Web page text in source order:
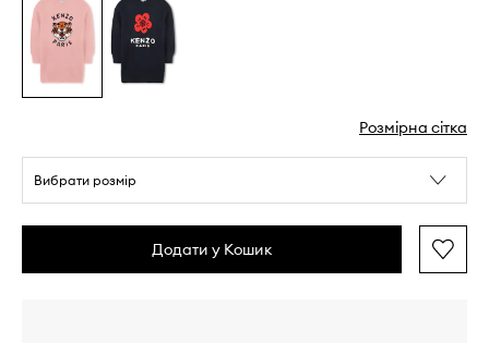
Розмірна сітка
Вибрати розмір
Додати у Кошик